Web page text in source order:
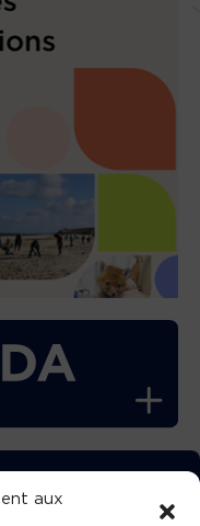
aux